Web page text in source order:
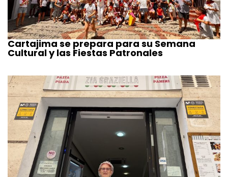
Cartajima se prepara para su Semana
Cultural y las Fiestas Patronales